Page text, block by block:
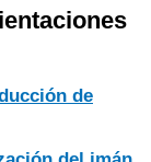
de